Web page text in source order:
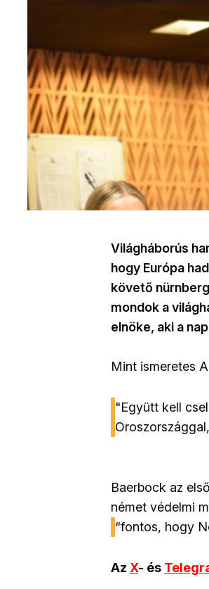
Világháborús
hogy Európa
követő
mondok a
elnöke, aki a
Mint ismeretes
"Együtt kell
Baerbock az
német védelmi
“fontos, hogy
Az X- és